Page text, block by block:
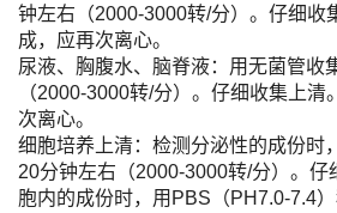
钟左右（2000-3000转/分）。仔细收
成，应再次离心。
尿液、胸腹水、脑脊液：用无菌管收
（2000-3000转/分）。仔细收集上
次离心。
细胞培养上清：检测分泌性的成份时
20分钟左右（2000-3000转/分）。仔
胞内的成份时，用PBS（PH7.0-7.4